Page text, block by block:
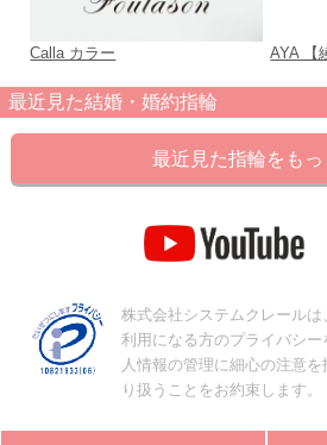
Calla カラー AYA 【
最近見た結婚・婚約指輪
最近見た指輪をもっ
株式会社システムクレール
利用になる方のプライバシ
人情報の管理に細心の注意
り扱うことをお約束します。